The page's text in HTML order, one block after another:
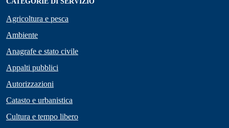
Agricoltura e pesca
Ambiente
Anagrafe e stato civile
Appalti pubblici
Autorizzazioni
Catasto e urbanistica
Cultura e tempo libero